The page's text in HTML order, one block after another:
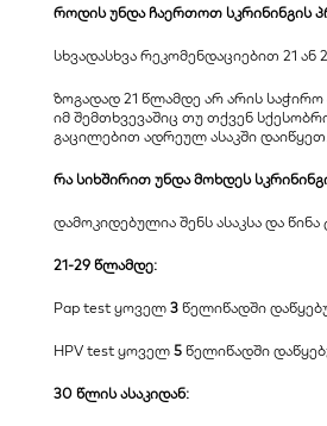
როდის უნდა ჩაერთოთ სკრინინგის
​სხვადასხვა რეკომენდაციებით 21 ან
​ზოგადად 21 წლამდე არ არის საჭირო
იმ შემთხვევაშიც თუ თქვენ
გაცილებით ადრეულ ასაკში დაიწყეთ.
რა სიხშირით უნდა მოხდეს
დამოკიდებულია შენს ასაკსა და წინა
21-29 წლამდე:
Pap test ყოველ 3 წელიწადში
HPV test ყოველ 5 წელიწადში
30 წლის ასაკიდან: